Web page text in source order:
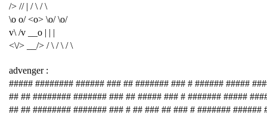
/> // | / \ / \
\o o/ <o> \o/ \o/
v\ /v __o | | |
<\/> __/> / \ / \ / \
advenger :
##### ######## ###### ### ## ####### ### # ###### #####
## ## ######## ####### ### ## ##### ### # ####### #####
## ## ######## ####### ### # ## ### ## ### # ####### ######